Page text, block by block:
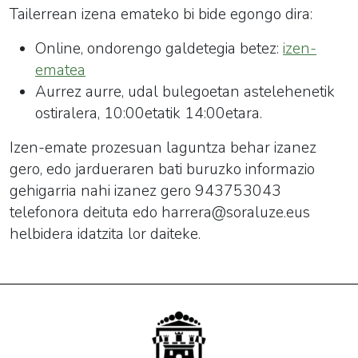
Tailerrean izena emateko bi bide egongo dira:
Online, ondorengo galdetegia betez: izen-
ematea
Aurrez aurre, udal bulegoetan astelehenetik
ostiralera, 10:00etatik 14:00etara.
Izen-emate prozesuan laguntza behar izanez
gero, edo jardueraren bati buruzko informazio
gehigarria nahi izanez gero 943753043
telefonora deituta edo harrera@soraluze.eus
helbidera idatzita lor daiteke.